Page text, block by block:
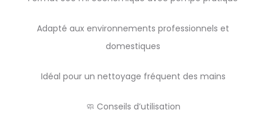
Adapté aux environnements professionnels et
domestiques
Idéal pour un nettoyage fréquent des mains
🧼 Conseils d’utilisation